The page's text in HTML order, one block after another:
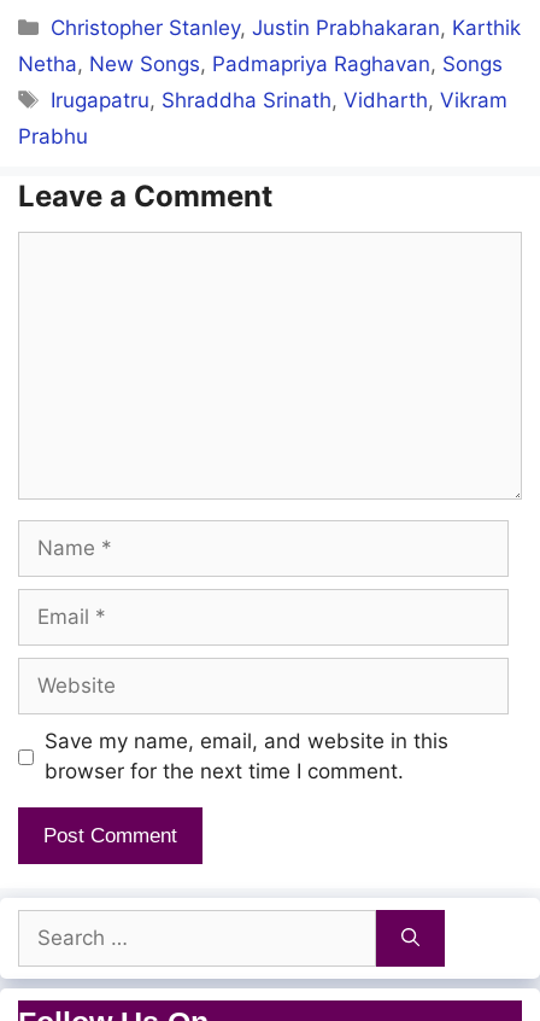
Categories
Christopher Stanley,Justin Prabhakaran, Karthik
Netha, New Songs, Padmapriya Raghavan, Songs
Tags
Irugapatru, Shraddha Srinath,Vidharth,Vikram
Prabhu
Leave a Comment
Name
Email
Website
Save my name, email, and website in this
browser for the next time I comment.
Search
for: